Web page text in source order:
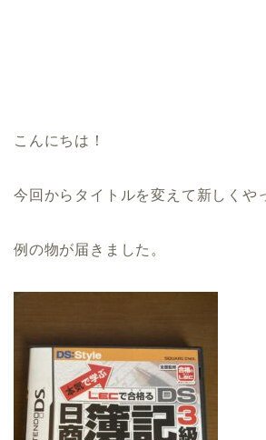
こんにちは！
今回からタイトルを変えて新しくや
例の物が届きました。